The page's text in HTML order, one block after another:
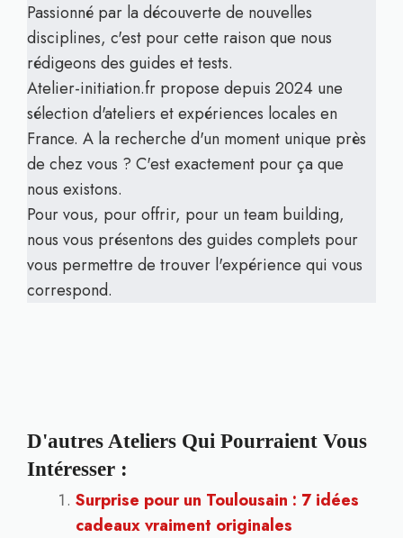
Passionné par la découverte de nouvelles
disciplines, c'est pour cette raison que nous
rédigeons des guides et tests.
Atelier-initiation.fr propose depuis 2024 une
sélection d'ateliers et expériences locales en
France. A la recherche d'un moment unique près
de chez vous ? C'est exactement pour ça que
nous existons.
Pour vous, pour offrir, pour un team building,
nous vous présentons des guides complets pour
vous permettre de trouver l'expérience qui vous
correspond.
D'autres Ateliers Qui Pourraient Vous
Intéresser :
Surprise pour un Toulousain : 7 idées
cadeaux vraiment originales